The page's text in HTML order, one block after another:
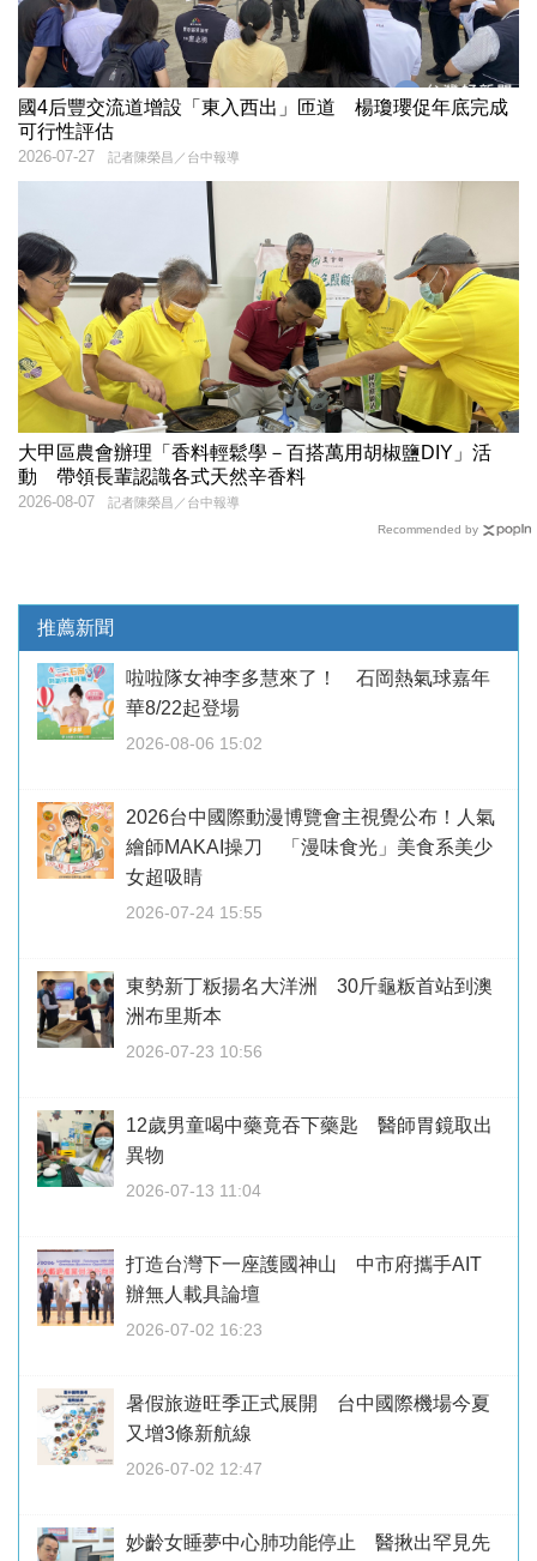
國4后豐交流道增設「東入西出」匝道 楊瓊瓔促年底完成
可行性評估
記者陳榮昌／台中報導
2026-07-27
大甲區農會辦理「香料輕鬆學－百搭萬用胡椒鹽DIY」活
動 帶領長輩認識各式天然辛香料
記者陳榮昌／台中報導
2026-08-07
Recommended by
推薦新聞
啦啦隊女神李多慧來了！ 石岡熱氣球嘉年
華8/22起登場
2026-08-06 15:02
2026台中國際動漫博覽會主視覺公布！人氣
繪師MAKAI操刀 「漫味食光」美食系美少
女超吸睛
2026-07-24 15:55
東勢新丁粄揚名大洋洲 30斤龜粄首站到澳
洲布里斯本
2026-07-23 10:56
12歲男童喝中藥竟吞下藥匙 醫師胃鏡取出
異物
2026-07-13 11:04
打造台灣下一座護國神山 中市府攜手AIT
辦無人載具論壇
2026-07-02 16:23
暑假旅遊旺季正式展開 台中國際機場今夏
又增3條新航線
2026-07-02 12:47
妙齡女睡夢中心肺功能停止 醫揪出罕見先